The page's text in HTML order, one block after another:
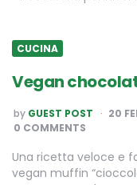
CUCINA
Vegan
POSTED
BY
by GUEST POST 20
0 COMMENTS
Una ricetta veloce e
vegan muffin